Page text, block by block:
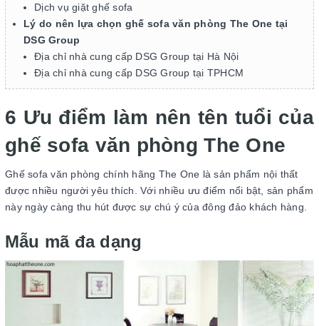
Dịch vụ giặt ghế sofa
Lý do nên lựa chọn ghế sofa văn phòng The One tại
DSG Group
Địa chỉ nhà cung cấp DSG Group tại Hà Nội
Địa chỉ nhà cung cấp DSG Group tại TPHCM
6 Ưu điểm làm nên tên tuổi của
ghế sofa văn phòng The One
Ghế sofa văn phòng chính hãng The One là sản phẩm nội thất
được nhiều người yêu thích. Với nhiều ưu điểm nổi bật, sản phẩm
này ngày càng thu hút được sự chú ý của đông đảo khách hàng.
Mẫu mã đa dạng